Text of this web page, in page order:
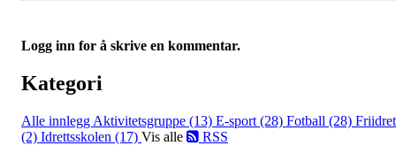
Logg inn for å skrive en kommentar.
Kategori
Alle innlegg Aktivitetsgruppe (13) E-sport (28) Fotball (28)
(2) Idrettsskolen (17) Vis alle RSS